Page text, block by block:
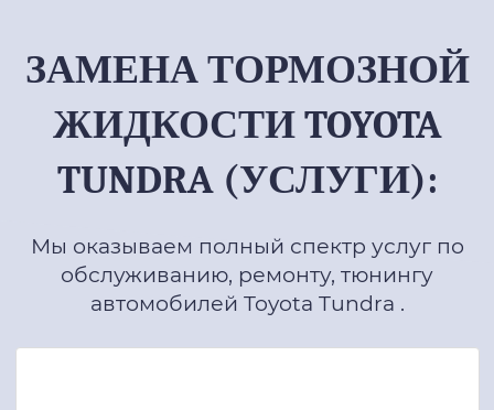
ЗАМЕНА ТОРМОЗНОЙ
ЖИДКОСТИ TOYOTA
TUNDRA (УСЛУГИ):
Мы оказываем полный спектр услуг по
обслуживанию, ремонту, тюнингу
автомобилей Toyota Tundra .